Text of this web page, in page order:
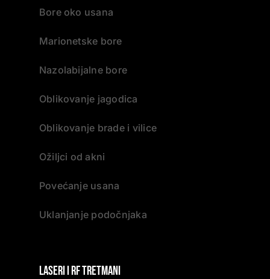
Bore oko usana
Marionetske bore
Nazolabijalne bore
Oblikovanje jagodica
Oblikovanje brade i vilice
Ožiljci od akni
Povećanje usana
Uklanjanje podočnjaka
Laseri i RF tretmani